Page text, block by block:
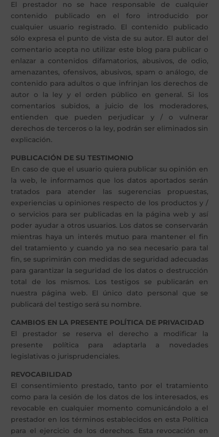
El prestador no se hace responsable de cualquier
contenido publicado en el foro introducido por
cualquier usuario registrado. El contenido publicado
sólo expresa el punto de vista de su autor. El autor del
comentario acepta no utilizar este blog para publicar o
enlazar a contenidos difamatorios, abusivos, de odio,
amenazantes, ofensivos, abusivos, spam o análogo, de
contenido para adultos o que infrinjan los derechos de
autor o la ley y el orden público en general. Si los
comentarios subidos, a juicio de los moderadores,
entienden que pueden perjudicar y / o vulnerar
derechos de terceros o la ley, podrán ser eliminados sin
explicación.
PUBLICACIÓN DE SU TESTIMONIO
En caso de que el usuario quiera publicar su opinión en
la web, le informamos que los datos aportados serán
tratados para atender las sugerencias propuestas,
experiencias u opiniones respecto de los productos y /
o servicios para ser publicadas en la página web y así
poder ayudar a otros usuarios. Los datos se conservarán
mientras haya un interés mutuo para mantener el fin
del tratamiento y cuando ya no sea necesario para tal
fin, se suprimirán con medidas de seguridad adecuadas
para garantizar la seguridad de los datos o destrucción
total de los mismos. Los testigos se publicarán en
nuestra página web. El único dato personal que se
publicará del testigo será su nombre.
CAMBIOS EN LA PRESENTE POLÍTICA DE PRIVACIDAD
El prestador se reserva el derecho a modificar la
presente política para adaptarla a novedades
legislativas o jurisprudenciales.
REVOCABILIDAD
El consentimiento prestado, tanto por el tratamiento
como para la cesión de los datos de los interesados, es
revocable en cualquier momento comunicándolo a el
prestador en los términos establecidos en esta Política
para el ejercicio de los derechos. Esta revocación en